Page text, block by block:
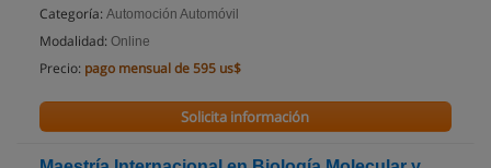
Categoría: Automoción Automóvil
Modalidad: Online
Precio: pago mensual de 595 us$
Solicita información